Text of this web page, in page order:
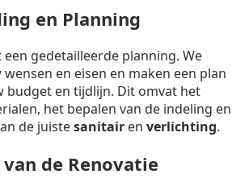
en Planning
gedetailleerde planning. We
en eisen en maken een plan
budget en tijdlijn. Dit omvat het
het bepalen van de indeling en
de juistesanitair en verlichting.
de Renovatie